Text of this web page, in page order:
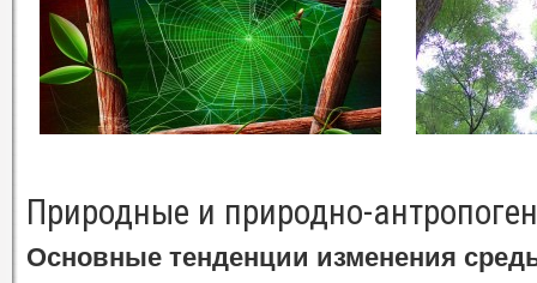
Природные и природно-
Основные тенденции изменения